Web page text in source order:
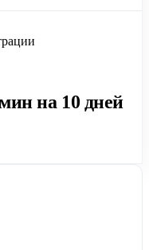
на 10 дней